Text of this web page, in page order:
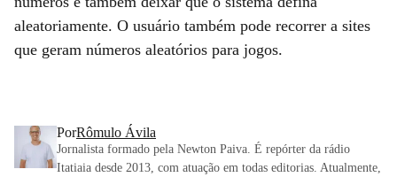
aleatoriamente. O usuário também pode recorrer a sites
que geram números aleatórios para jogos.
PorRômulo Ávila
Jornalista formado pela Newton Paiva. É repórter da rádio
Itatiaia desde 2013, com atuação em todas editorias. Atualmente,